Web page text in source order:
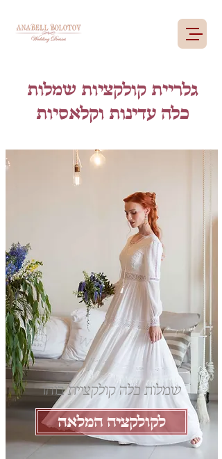
גלריית קולקציות שמלות
כלה עדינות וקלאסיות
שמלות כלה קולקציית בוהו
לקולקציה המלאה